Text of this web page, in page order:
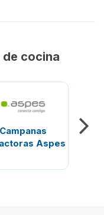
de cocina
Campanas
Aspes